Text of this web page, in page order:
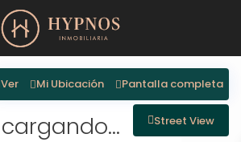
cargando...
Ver Mi Ubicación Pantalla completa
Street View